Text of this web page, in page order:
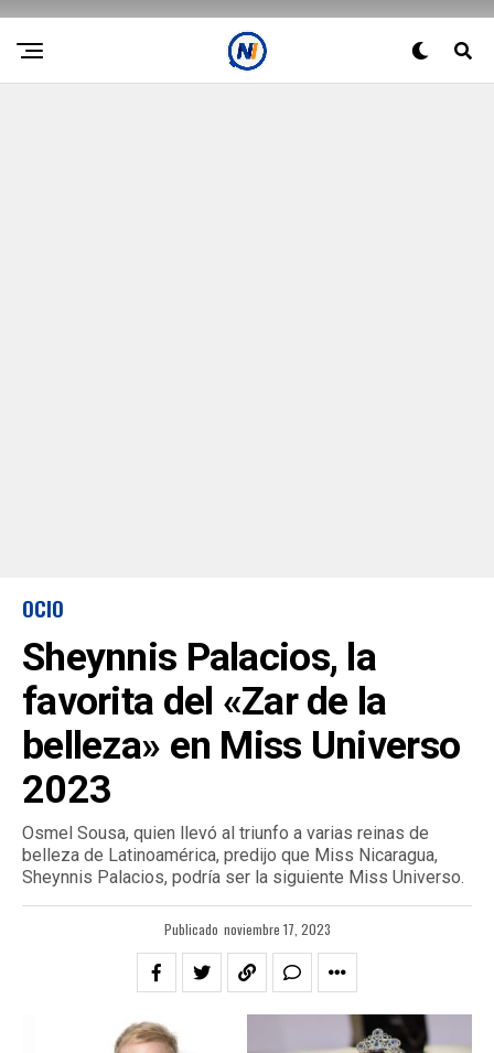
OCIO
Sheynnis Palacios, la
favorita del «Zar de la
belleza» en Miss Universo
2023
Osmel Sousa, quien llevó al triunfo a varias reinas de
belleza de Latinoamérica, predijo que Miss Nicaragua,
Sheynnis Palacios, podría ser la siguiente Miss Universo.
Publicado noviembre 17, 2023